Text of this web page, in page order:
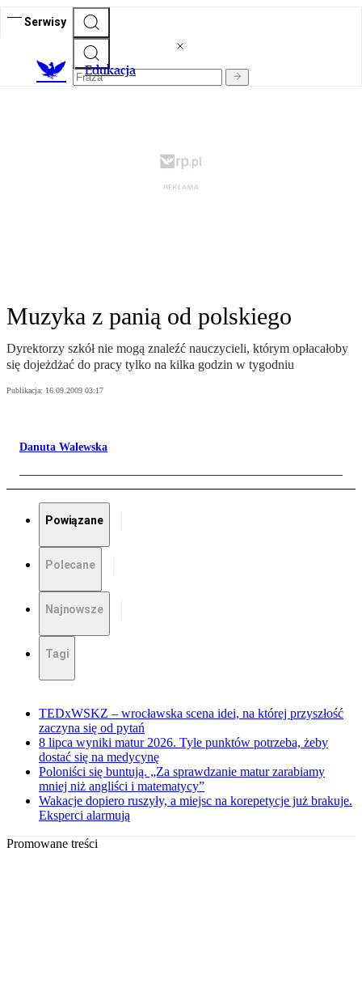
Serwisy
Edukacja
Muzyka z panią od polskiego
Dyrektorzy szkół nie mogą znaleźć nauczycieli, którym opłacałoby
się dojeżdżać do pracy tylko na kilka godzin w tygodniu
Publikacja: 16.09.2009 03:17
Danuta Walewska
Powiązane
Polecane
Najnowsze
Tagi
TEDxWSKZ – wrocławska scena idei, na której przyszłość
zaczyna się od pytań
8 lipca wyniki matur 2026. Tyle punktów potrzeba, żeby
dostać się na medycynę
Poloniści się buntują. „Za sprawdzanie matur zarabiamy
mniej niż angliści i matematycy”
Wakacje dopiero ruszyły, a miejsc na korepetycje już brakuje.
Eksperci alarmują
Promowane treści